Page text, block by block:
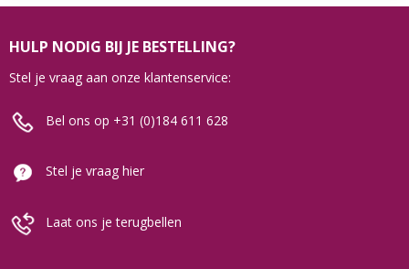
HULP NODIG BIJ JE BESTELLING?
Stel je vraag aan onze klantenservice:
Bel ons op +31 (0)184 611 628
Stel je vraag hier
Laat ons je terugbellen